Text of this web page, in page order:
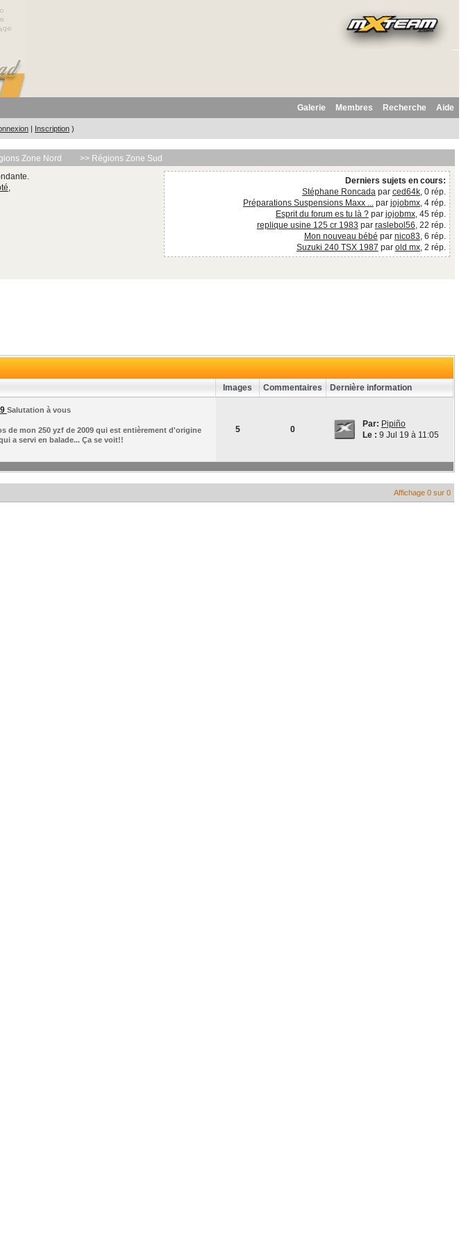
Aide
Recherche
Membres
Galerie
| Inscription )
Zone Nord
>> Régions Zone Sud
,
Derniers sujets en cours:
Stéphane Roncadapar ced64k, 0 rép.
Préparations Suspensions Maxx ...par jojobmx, 4 rép.
Esprit du forum es tu là ?par jojobmx, 45 rép.
replique usine 125 cr 1983 par raslebol56, 22 rép.
Mon nouveau bébé par nico83, 6 rép.
Suzuki 240 TSX 1987 par old mx, 2 rép.
Images Commentaires Dernière information
Salutation à vous
de mon 250 yzf de 2009 qui est entièrement d'origine
a servi en balade... Ça se voit!!
5 0
Par: Pipiño
Le : 9 Jul 19 à 11:05
Affichage 0 sur 0